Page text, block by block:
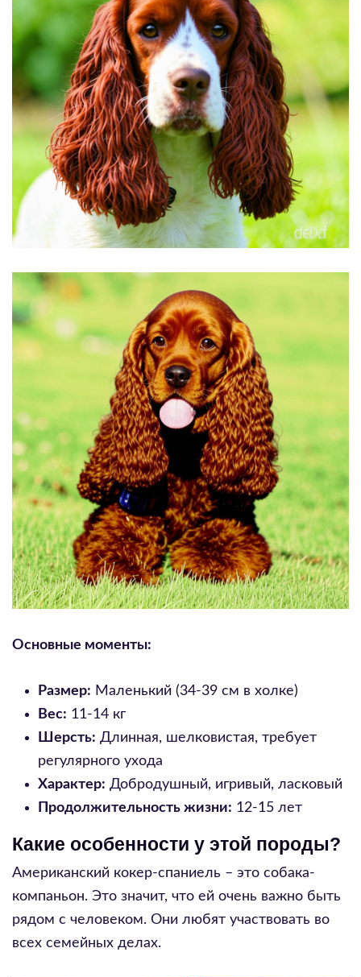
Основные моменты:
Размер: Маленький (34-39 см в холке)
Вес: 11-14 кг
Шерсть: Длинная, шелковистая, требует
регулярного ухода
Характер: Добродушный, игривый, ласковый
Продолжительность жизни: 12-15 лет
Какие особенности у этой породы?
Американский кокер-спаниель – это собака-
компаньон. Это значит, что ей очень важно быть
рядом с человеком. Они любят участвовать во
всех семейных делах.